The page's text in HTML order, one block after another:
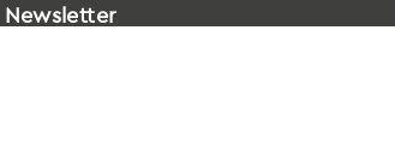
Newsletter